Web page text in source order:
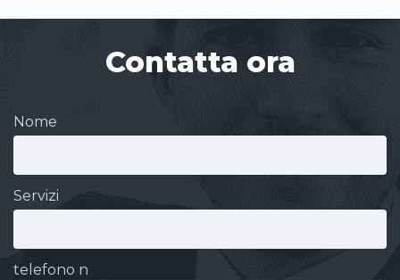
Contatta ora
Nome
Servizi
telefono n